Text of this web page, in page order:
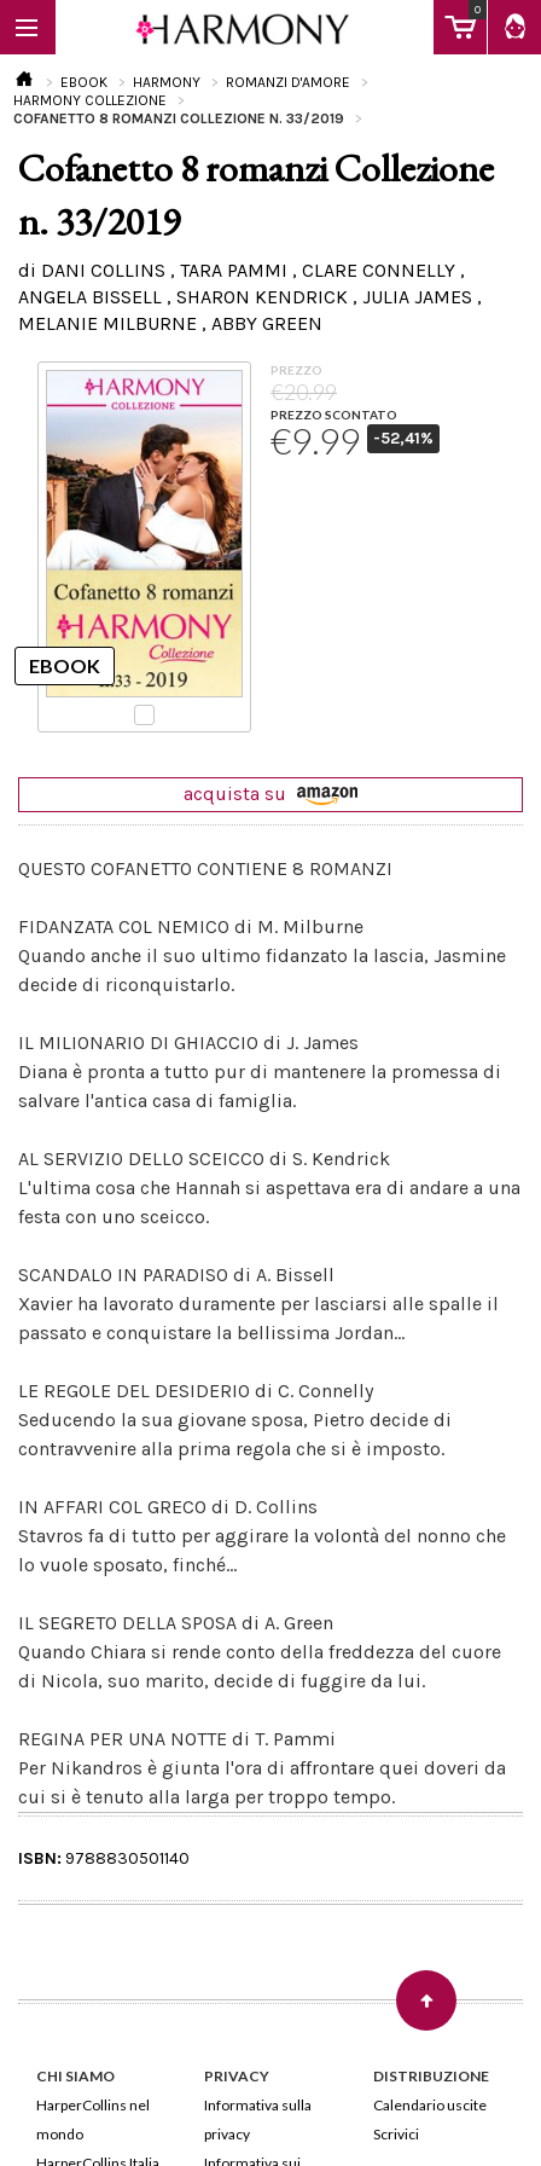
0
EBOOK
Calendario
EBOOK HARMONY
ROMANZI D'AMORE
HARMONY COLLEZIONE
COFANETTO 8 ROMANZI COLLEZIONE N. 33/2019
Cofanetto 8 romanzi Collezione
n. 33/2019
di DANI COLLINS , TARA PAMMI , CLARE CONNELLY ,
ANGELA BISSELL , SHARON KENDRICK , JULIA JAMES ,
MELANIE MILBURNE , ABBY GREEN
PREZZO
€20.99
PREZZO SCONTATO
€9.99 -52,41%
acquista su
QUESTO COFANETTO CONTIENE 8 ROMANZI
FIDANZATA COL NEMICO di M. Milburne
Quando anche il suo ultimo fidanzato la lascia, Jasmine
decide di riconquistarlo.
IL MILIONARIO DI GHIACCIO di J. James
Diana è pronta a tutto pur di mantenere la promessa di
salvare l'antica casa di famiglia.
AL SERVIZIO DELLO SCEICCO di S. Kendrick
L'ultima cosa che Hannah si aspettava era di andare a una
festa con uno sceicco.
SCANDALO IN PARADISO di A. Bissell
Xavier ha lavorato duramente per lasciarsi alle spalle il
passato e conquistare la bellissima Jordan...
LE REGOLE DEL DESIDERIO di C. Connelly
Seducendo la sua giovane sposa, Pietro decide di
contravvenire alla prima regola che si è imposto.
IN AFFARI COL GRECO di D. Collins
Stavros fa di tutto per aggirare la volontà del nonno che
lo vuole sposato, finché...
IL SEGRETO DELLA SPOSA di A. Green
Quando Chiara si rende conto della freddezza del cuore
di Nicola, suo marito, decide di fuggire da lui.
REGINA PER UNA NOTTE di T. Pammi
Per Nikandros è giunta l'ora di affrontare quei doveri da
cui si è tenuto alla larga per troppo tempo.
ISBN: 9788830501140
CHI SIAMO
HarperCollins nel
mondo
PRIVACY
Informativa sulla
privacy
DISTRIBUZIONE
Calendario uscite
Scrivici